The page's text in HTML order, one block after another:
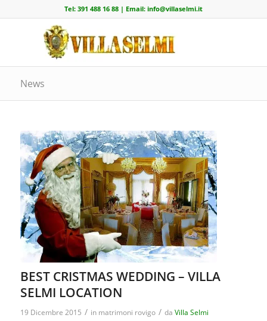
Tel: 391 488 16 88| Email: info@villaselmi.it
News
BEST CRISTMAS WEDDING – VILLA
SELMI LOCATION
19 Dicembre 2015 / in matrimoni rovigo / da Villa Selmi